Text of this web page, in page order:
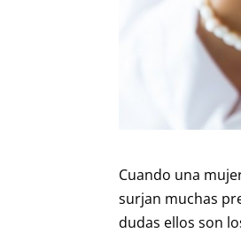
Cuando una
surjan muchas
dudas ellos son